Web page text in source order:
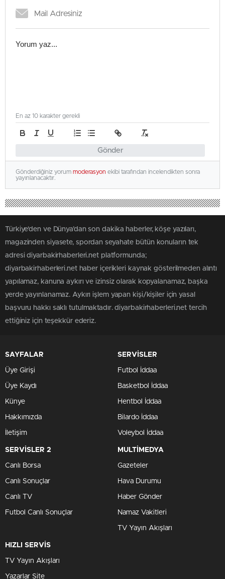
Gönder
En az 10 karakter gerekli
Gönderdiğiniz yorum moderasyon ekibi tarafından incelendikten sonra
yayınlanacaktır.
Türkiye'den ve Dünya’dan son dakika haberler, köşe yazıları,
magazinden siyasete, spordan seyahate bütün konuların tek
adresi diyarbakirhaberleri.net platformunda;
diyarbakirhaberleri.net haber içerikleri kaynak gösterilmeden alıntı
yapılamaz, kanuna aykırı ve izinsiz olarak kopyalanamaz, başka
yerde yayınlanamaz. Aykırı işlem yapan kişi/kişiler için yasal
başvuru hakkı saklı tutulmaktadır. diyarbakirhaberleri.net tercih
ettiğiniz için teşekkür ederiz.
SAYFALAR
Üye Girişi
Üye Kaydı
Künye
Hakkımızda
İletişim
SERVİSLER
Futbol İddaa
Basketbol İddaa
Hentbol İddaa
Bilardo İddaa
Voleybol İddaa
SERVİSLER 2
Canlı Borsa
Canlı Sonuçlar
Canlı TV
Futbol Canlı Sonuçlar
MULTİMEDYA
Gazeteler
Hava Durumu
Haber Gönder
Namaz Vakitleri
TV Yayın Akışları
HIZLI SERVİS
TV Yayın Akışları
Yazarlar Site